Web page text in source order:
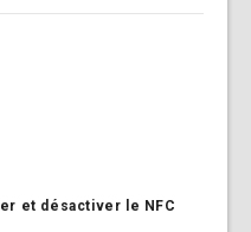
et désactiver le NFC